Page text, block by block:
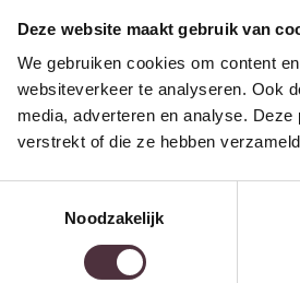
Deze website maakt gebruik van
We gebruiken cookies om content
websiteverkeer te analyseren. Ook
media, adverteren en analyse.
verstrekt of die ze hebben
Noodzakelijk